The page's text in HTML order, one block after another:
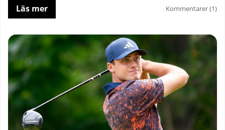
Läs mer Kommentarer (1)